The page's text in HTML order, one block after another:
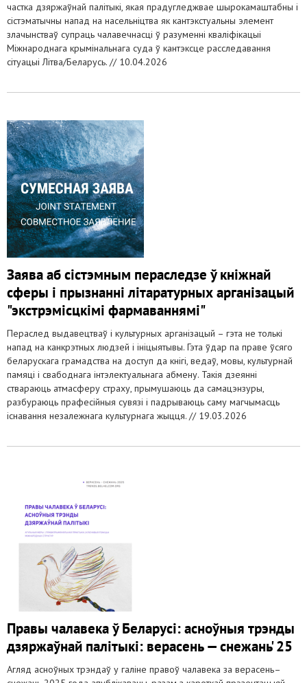
частка дзяржаўнай палітыкі, якая прадугледжвае шырокамаштабны і
сістэматычны напад на насельніцтва як кантэкстуальны элемент
злачынстваў супраць чалавечнасці ў разуменні кваліфікацыі
Міжнароднага крымінальнага суда ў кантэксце расследавання
сітуацыі Літва/Беларусь. // 10.04.2026
Заява аб сістэмным пераследзе ў кніжнай
сферы і прызнанні літаратурных арганізацый
"экстрэмісцкімі фармаваннямі"
Пераслед выдавецтваў і культурных арганізацый – гэта не толькі
напад на канкрэтных людзей і ініцыятывы. Гэта ўдар па праве ўсяго
беларускага грамадства на доступ да кнігі, ведаў, мовы, культурнай
памяці і свабоднага інтэлектуальнага абмену. Такія дзеянні
ствараюць атмасферу страху, прымушаюць да самацэнзуры,
разбураюць прафесійныя сувязі і падрываюць саму магчымасць
існавання незалежнага культурнага жыцця. // 19.03.2026
Правы чалавека ў Беларусі: асноўныя трэнды
дзяржаўнай палітыкі: верасень — снежань' 25
Агляд асноўных трэндаў у галіне правоў чалавека за верасень–